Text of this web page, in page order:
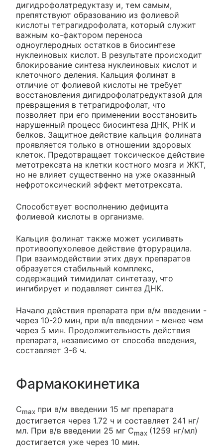
дигидрофолатредуктазу и, тем самым,
препятствуют образованию из фолиевой
кислоты тетрагидрофолата, который служит
важным ко-фактором переноса
одноуглеродных остатков в биосинтезе
нуклеиновых кислот. В результате происходит
блокирование синтеза нуклеиновых кислот и
клеточного деления. Кальция фолинат в
отличие от фолиевой кислоты не требует
восстановления дигидрофолатредуктазой для
превращения в тетрагидрофолат, что
позволяет при его применении восстановить
нарушенный процесс биосинтеза ДНК, РНК и
белков. Защитное действие кальция фолината
проявляется только в отношении здоровых
клеток. Предотвращает токсическое действие
метотрексата на клетки костного мозга и ЖКТ,
но не влияет существенно на уже оказанный
нефротоксический эффект метотрексата.
Способствует восполнению дефицита
фолиевой кислоты в организме.
Кальция фолинат также может усиливать
противоопухолевое действие фторурацила.
При взаимодействии этих двух препаратов
образуется стабильный комплекс,
содержащий тимидилат синтетазу, что
ингибирует и подавляет синтез ДНК.
Начало действия препарата при в/м введении -
через 10-20 мин, при в/в введении - менее чем
через 5 мин. Продолжительность действия
препарата, независимо от способа введения,
составляет 3-6 ч.
Фармакокинетика
Cmax при в/м введении 15 мг препарата
достигается через 1.72 ч и составляет 241 нг/
мл. При в/в введении 25 мг Cmax (1259 нг/мл)
достигается уже через 10 мин.